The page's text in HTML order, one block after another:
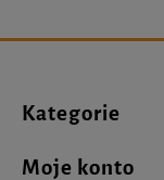
Kategorie
Moje konto